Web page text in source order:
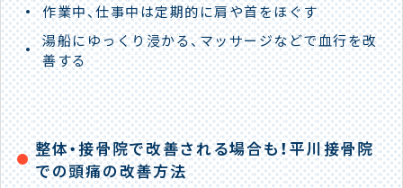
作業中、仕事中は定期的に肩や首をほぐす
湯船にゆっくり浸かる、マッサージなどで血行を改
善する
整体・接骨院で改善される場合も！平川接骨院
での頭痛の改善方法